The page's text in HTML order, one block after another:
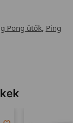
Pong ütők, Ping